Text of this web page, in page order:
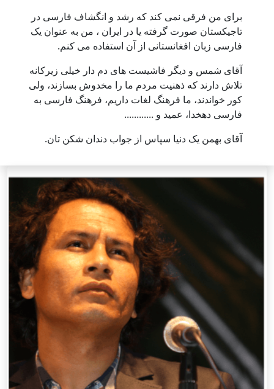
برای من فرقی نمی کند که رشد و انگشاف فارسی در
تاجیکستان صورت گرفته یا در ایران ، من به عنوان یک
فارسی زبان افغانستانی از آن استفاده می کنم.
آقای شمس و دیگر فاشیست های دم دار خیلی زیرکانه
تلاش دارند که ذهنیت مردم ما را مخدوش بسازند، ولی
کور خواندند، ما فرهنگ لغات داریم، فرهنگ فارسی به
فارسی دهخدا، عمید و ............
آقای بهمن یک دنیا سپاس از جواب دندان شکن تان.